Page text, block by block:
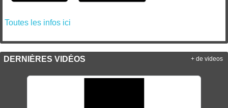
Toutes les infos ici
DERNIÈRES VIDÉOS + de videos